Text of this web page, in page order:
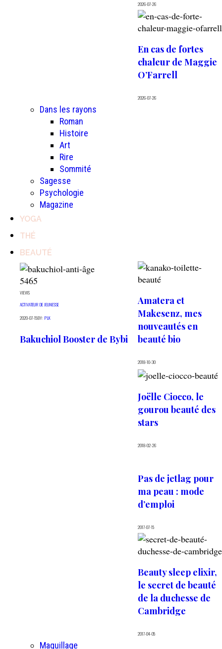
2026-07-26
En cas de fortes
chaleur de Maggie
O’Farrell
2026-07-26
Dans les rayons
Roman
Histoire
Art
Rire
Sommité
Sagesse
Psychologie
Magazine
YOGA
THÉ
BEAUTÉ
5465
VIEWS
ACTIVATEUR DE JEUNESSE
2020-07-15BY: PLK
Bakuchiol Booster de Bybi
Amatera et
Makesenz, mes
nouveautés en
beauté bio
2018-10-30
Joëlle Ciocco, le
gourou beauté des
stars
2018-02-26
Pas de jetlag pour
ma peau : mode
d’emploi
2017-07-15
Beauty sleep elixir,
le secret de beauté
de la duchesse de
Cambridge
2017-04-05
Maquillage